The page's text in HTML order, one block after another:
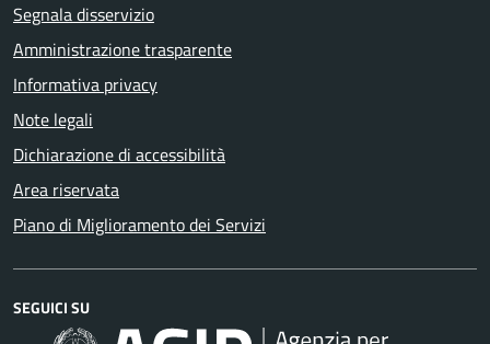
Segnala disservizio
Amministrazione trasparente
Informativa privacy
Note legali
Dichiarazione di accessibilità
Area riservata
Piano di Miglioramento dei Servizi
SEGUICI SU